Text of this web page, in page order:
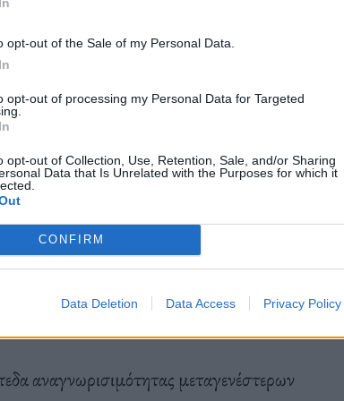
opt-out of the Sale of my Personal Data.
opt-out of processing my Personal Data for Targeted
opt-out of Collection, Use, Retention, Sale, and/or Sharing
Data that Is Unrelated with the Purposes for which it
CONFIRM
Data Deletion Data Access Privacy Policy
τον ακροατή σε ένα βασίλειο που είναι
και απόκοσμο. Η μουσική των Absolute
και διαθέσεις που είναι ταυτόχρονα
πολυπλοκότητα της ανθρώπινης εμπειρίας.
ενδοσκοπικά, εμβαθύνουν σε θέματα όπως
κατάστασης, η μετα-αποκαλυπτική
ήδη εδώ. Τα στοιχειωμένα φωνητικά του Dirk
συναισθήματος στα τραγούδια, ενισχύοντας
του συγκροτήματος να συνδυάζει
beats δημιούργησε μια μοναδική και
αναγνωρισιμότητας μεταγενέστερων